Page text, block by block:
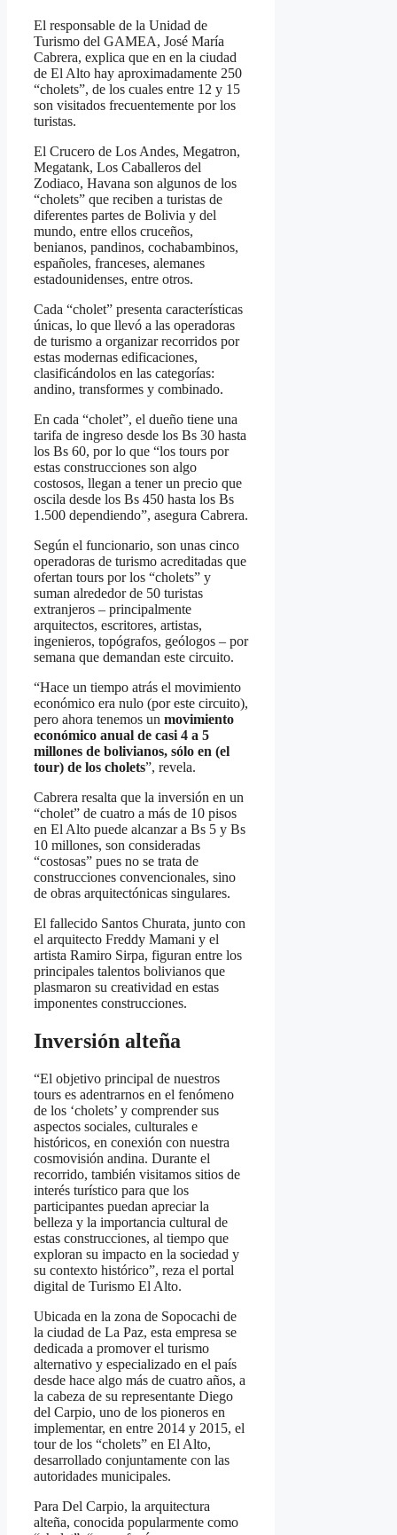
El responsable de la Unidad de
Turismo del GAMEA, José María
Cabrera, explica que en en la ciudad
de El Alto hay aproximadamente 250
“cholets”, de los cuales entre 12 y 15
son visitados frecuentemente por los
turistas.
El Crucero de Los Andes, Megatron,
Megatank, Los Caballeros del
Zodiaco, Havana son algunos de los
“cholets” que reciben a turistas de
diferentes partes de Bolivia y del
mundo, entre ellos cruceños,
benianos, pandinos, cochabambinos,
españoles, franceses, alemanes
estadounidenses, entre otros.
Cada “cholet” presenta características
únicas, lo que llevó a las operadoras
de turismo a organizar recorridos por
estas modernas edificaciones,
clasificándolos en las categorías:
andino, transformes y combinado.
En cada “cholet”, el dueño tiene una
tarifa de ingreso desde los Bs 30 hasta
los Bs 60, por lo que “los tours por
estas construcciones son algo
costosos, llegan a tener un precio que
oscila desde los Bs 450 hasta los Bs
1.500 dependiendo”, asegura Cabrera.
Según el funcionario, son unas cinco
operadoras de turismo acreditadas que
ofertan tours por los “cholets” y
suman alrededor de 50 turistas
extranjeros – principalmente
arquitectos, escritores, artistas,
ingenieros, topógrafos, geólogos – por
semana que demandan este circuito.
“Hace un tiempo atrás el movimiento
económico era nulo (por este circuito),
pero ahora tenemos un movimiento
económico anual de casi 4 a 5
millones de bolivianos, sólo en (el
tour) de los cholets”, revela.
Cabrera resalta que la inversión en un
“cholet” de cuatro a más de 10 pisos
en El Alto puede alcanzar a Bs 5 y Bs
10 millones, son consideradas
“costosas” pues no se trata de
construcciones convencionales, sino
de obras arquitectónicas singulares.
El fallecido Santos Churata, junto con
el arquitecto Freddy Mamani y el
artista Ramiro Sirpa, figuran entre los
principales talentos bolivianos que
plasmaron su creatividad en estas
imponentes construcciones.
Inversión alteña
“El objetivo principal de nuestros
tours es adentrarnos en el fenómeno
de los ‘cholets’ y comprender sus
aspectos sociales, culturales e
históricos, en conexión con nuestra
cosmovisión andina. Durante el
recorrido, también visitamos sitios de
interés turístico para que los
participantes puedan apreciar la
belleza y la importancia cultural de
estas construcciones, al tiempo que
exploran su impacto en la sociedad y
su contexto histórico”, reza el portal
digital de Turismo El Alto.
Ubicada en la zona de Sopocachi de
la ciudad de La Paz, esta empresa se
dedicada a promover el turismo
alternativo y especializado en el país
desde hace algo más de cuatro años, a
la cabeza de su representante Diego
del Carpio, uno de los pioneros en
implementar, en entre 2014 y 2015, el
tour de los “cholets” en El Alto,
desarrollado conjuntamente con las
autoridades municipales.
Para Del Carpio, la arquitectura
alteña, conocida popularmente como